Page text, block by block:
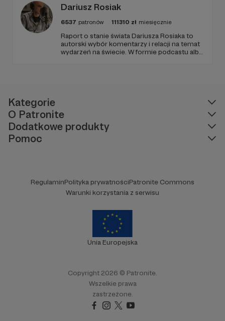
firmy, media lokalne, miasto Tarnowskie Góry
oraz Powiat Tarnogórski. Bez tej pomocy nie
moglibyśmy osiągnąć tyle, co do tej pory, jednak
jeszcze wiele wyzwań przed nami. Koszt
organizacji koncertu, zakupu nut (które zawsze
pochodzą z legalnych źródeł), oprawy wydarzenia,
tym, aby przygotowywać coraz większe i bardziej
atrakcyjne wydarzenia i serwować Wam rozrywkę
na najwyższym poziomie.
W tym miejscu powinna być zewnętrzna
treść
Aby zobaczyć treść musisz zmienić ustawienia
Dariusz Rosiak
6537 patronów 111310 zł miesięcznie
Raport o stanie świata Dariusza Rosiaka to
autorski wybór komentarzy i relacji na temat
wydarzeń na świecie. W formie podcastu albo
Kategorie
O Patronite
Dodatkowe produkty
Pomoc
RegulaminPolityka prywatnościPatronite Commons
Warunki korzystania z serwisu
Unia Europejska
Copyright 2026 © Patronite.
Wszelkie prawa
zastrzeżone.